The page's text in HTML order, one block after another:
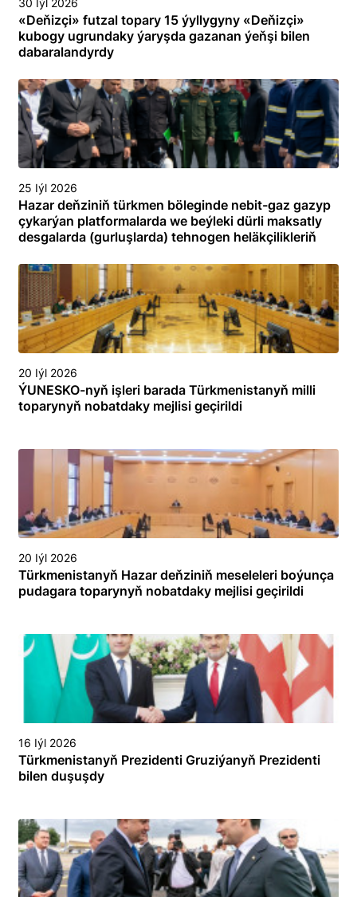
30 Iýl 2026
«Deňizçi» futzal topary 15 ýyllygyny «Deňizçi»
kubogy ugrundaky ýaryşda gazanan ýeňşi bilen
dabaralandyrdy
25 Iýl 2026
Hazar deňziniň türkmen böleginde nebit-gaz gazyp
çykarýan platformalarda we beýleki dürli maksatly
desgalarda (gurluşlarda) tehnogen heläkçilikleriň
toplumlaýyn türgenleşik okuwy
20 Iýl 2026
ÝUNESKO-nyň işleri barada Türkmenistanyň milli
toparynyň nobatdaky mejlisi geçirildi
20 Iýl 2026
Türkmenistanyň Hazar deňziniň meseleleri boýunça
pudagara toparynyň nobatdaky mejlisi geçirildi
16 Iýl 2026
Türkmenistanyň Prezidenti Gruziýanyň Prezidenti
bilen duşuşdy